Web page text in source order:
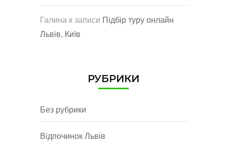
Галина к записи Підбір туру онлайн
Львів, Київ
РУБРИКИ
Без рубрики
Відпочинок Львів